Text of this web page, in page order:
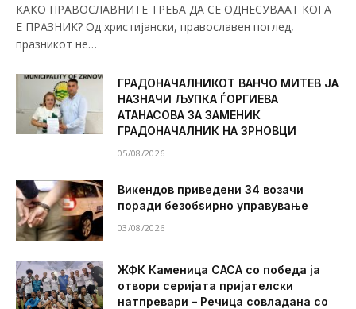
КАКО ПРАВОСЛАВНИТЕ ТРЕБА ДА СЕ ОДНЕСУВААТ КОГА
Е ПРАЗНИК? Од христијански, православен поглед,
празникот не…
ГРАДОНАЧАЛНИКОТ ВАНЧО МИТЕВ ЈА
НАЗНАЧИ ЉУПКА ЃОРГИЕВА
АТАНАСОВА ЗА ЗАМЕНИК
ГРАДОНАЧАЛНИК НА ЗРНОВЦИ
05/08/2026
Викендов приведени 34 возачи
поради безобѕирно управување
03/08/2026
ЖФК Каменица САСА со победа ја
отвори серијата пријателски
натпревари – Речица совладана со